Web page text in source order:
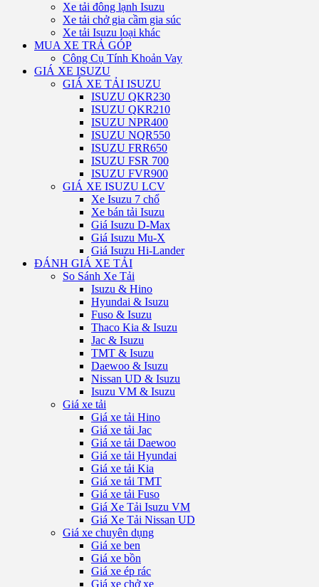
Xe tải đông lạnh Isuzu
Xe tải chở gia cầm gia súc
Xe tải Isuzu loại khác
MUA XE TRẢ GÓP
Công Cụ Tính Khoản Vay
GIÁ XE ISUZU
GIÁ XE TẢI ISUZU
ISUZU QKR230
ISUZU QKR210
ISUZU NPR400
ISUZU NQR550
ISUZU FRR650
ISUZU FSR 700
ISUZU FVR900
GIÁ XE ISUZU LCV
Xe Isuzu 7 chổ
Xe bán tải Isuzu
Giá Isuzu D-Max
Giá Isuzu Mu-X
Giá Isuzu Hi-Lander
ĐÁNH GIÁ XE TẢI
So Sánh Xe Tải
Isuzu & Hino
Hyundai & Isuzu
Fuso & Isuzu
Thaco Kia & Isuzu
Jac & Isuzu
TMT & Isuzu
Daewoo & Isuzu
Nissan UD & Isuzu
Isuzu VM & Isuzu
Giá xe tải
Giá xe tải Hino
Giá xe tải Jac
Giá xe tải Daewoo
Giá xe tải Hyundai
Giá xe tải Kia
Giá xe tải TMT
Giá xe tải Fuso
Giá Xe Tải Isuzu VM
Giá Xe Tải Nissan UD
Giá xe chuyên dụng
Giá xe ben
Giá xe bồn
Giá xe ép rác
Giá xe chở xe